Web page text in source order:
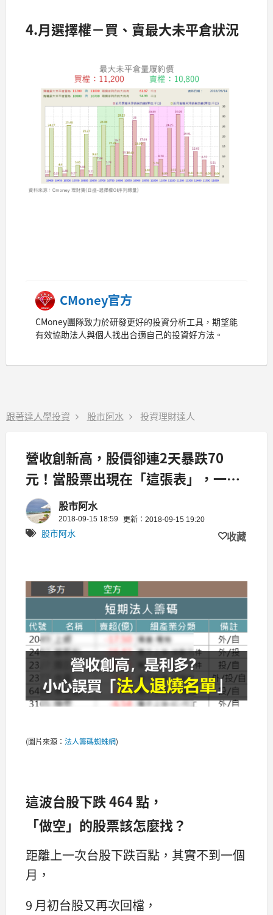
4.月選擇權－買、賣最大未平倉狀況
CMoney官方
CMoney團隊致力於研發更好的投資分析工具，期望能
有效協助法人與個人找出合適自己的投資好方法。
跟著達人學投資 股市阿水 投資理財達人
營收創新高，股價卻連2天暴跌70
元！當股票出現在「這張表」，一定
要留意...股市阿水
2018-09-15 18:59 更新：2018-09-15 19:20
股市阿水 收藏
(圖片來源： 法人籌碼蜘蛛網)
這波台股下跌 464 點，
「做空」的股票該怎麼找？
距離上一次台股下跌百點，其實不到一個
月，
9 月初台股又再次回檔，